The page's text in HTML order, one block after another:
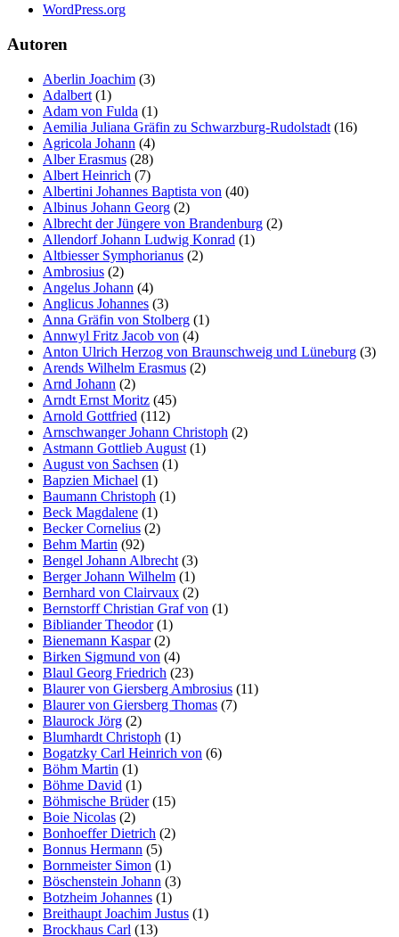
WordPress.org
Autoren
Aberlin Joachim (3)
Adalbert (1)
Adam von Fulda (1)
Aemilia Juliana Gräfin zu Schwarzburg-Rudolstadt (16)
Agricola Johann (4)
Alber Erasmus (28)
Albert Heinrich (7)
Albertini Johannes Baptista von (40)
Albinus Johann Georg (2)
Albrecht der Jüngere von Brandenburg (2)
Allendorf Johann Ludwig Konrad (1)
Altbiesser Symphorianus (2)
Ambrosius (2)
Angelus Johann (4)
Anglicus Johannes (3)
Anna Gräfin von Stolberg (1)
Annwyl Fritz Jacob von (4)
Anton Ulrich Herzog von Braunschweig und Lüneburg (3)
Arends Wilhelm Erasmus (2)
Arnd Johann (2)
Arndt Ernst Moritz (45)
Arnold Gottfried (112)
Arnschwanger Johann Christoph (2)
Astmann Gottlieb August (1)
August von Sachsen (1)
Bapzien Michael (1)
Baumann Christoph (1)
Beck Magdalene (1)
Becker Cornelius (2)
Behm Martin (92)
Bengel Johann Albrecht (3)
Berger Johann Wilhelm (1)
Bernhard von Clairvaux (2)
Bernstorff Christian Graf von (1)
Bibliander Theodor(1)
Bienemann Kaspar(2)
Birken Sigmund von (4)
Blaul Georg Friedrich (23)
Blaurer von Giersberg Ambrosius (11)
Blaurer von Giersberg Thomas (7)
Blaurock Jörg (2)
Blumhardt Christoph (1)
Bogatzky Carl Heinrich von (6)
Böhm Martin (1)
Böhme David (1)
Böhmische Brüder(15)
Boie Nicolas (2)
Bonhoeffer Dietrich (2)
Bonnus Hermann (5)
Bornmeister Simon (1)
Böschenstein Johann (3)
Botzheim Johannes (1)
Breithaupt Joachim Justus (1)
Brockhaus Carl (13)